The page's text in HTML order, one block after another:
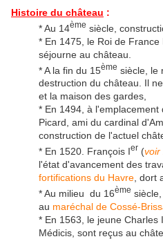
Histoire du château :
* Au 14ème siècle,
* En 1475, le Roi de France
séjourne au château.
* A la fin du 15ème siècle, le
destruction du château. Il
et la maison des gardes,
* En 1494, à
Picard, ami du cardinal
construction de l'actuel
* En 1520. François Ier (voir
l'état d'avancement des
fortifications du Havre , dort
* Au milieu du 16ème
au maréchal de Cossé-
* En 1563, le jeune
Médicis, sont reçus au